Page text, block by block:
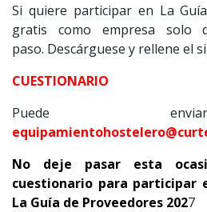
Si quiere participar en La
gratis como empresa solo
paso. Descárguese y rellene el
CUESTIONARIO
Puede
No deje pasar esta
cuestionario para participar
La Guía de Proveedores 2027